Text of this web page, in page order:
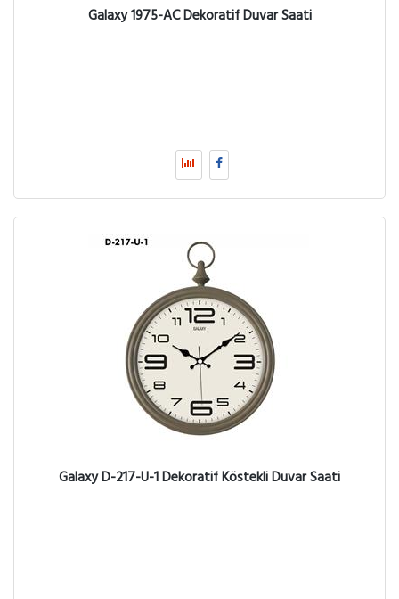
Galaxy 1975-AC Dekoratif Duvar Saati
Galaxy D-217-U-1 Dekoratif Köstekli Duvar Saati